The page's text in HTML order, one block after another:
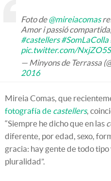
Foto de@mireiacomas
Amor i passió
#castellers #SomLaColla
pic.twitter.com/
— Minyons de Terrassa
2016
Mireia Comas, que
fotografía de castellers,
“Siempre he dicho que en las
diferente, por edad, sexo,
gracia: hay gente de todo tipo
pluralidad”.